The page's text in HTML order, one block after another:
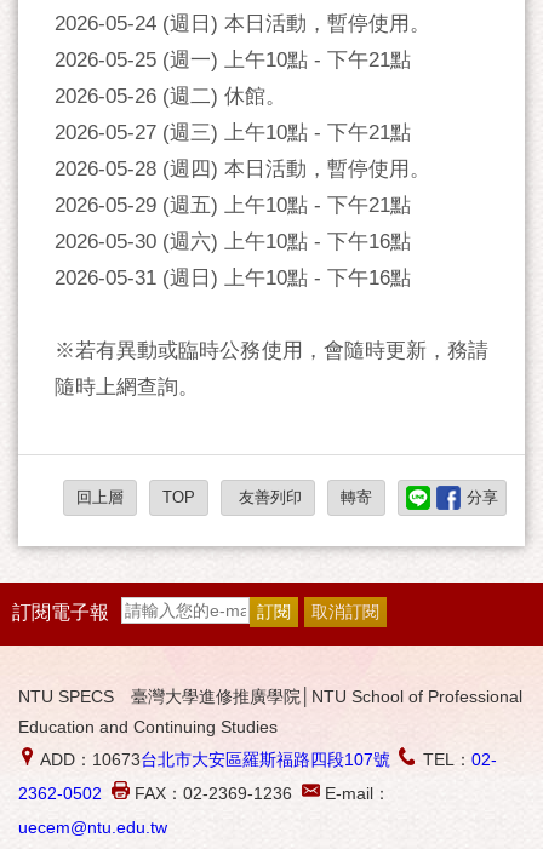
2026-05-24 (週日) 本日活動，暫停使用。
2026-05-25 (週一) 上午10點 - 下午21點
2026-05-26 (週二) 休館。
2026-05-27 (週三) 上午10點 - 下午21點
2026-05-28 (週四) 本日活動，暫停使用。
2026-05-29 (週五) 上午10點 - 下午21點
2026-05-30 (週六) 上午10點 - 下午16點
2026-05-31 (週日) 上午10點 - 下午16點
※若有異動或臨時公務使用，會隨時更新，務請
隨時上網查詢。
回上層 TOP 友善列印 轉寄 分享
訂閱電子報
NTU SPECS 臺灣大學進修推廣學院│NTU School of Professional
Education and Continuing Studies
ADD：10673台北市大安區羅斯福路四段107號 TEL： 02-
2362-0502
FAX：02-2369-1236
E-mail：
uecem@ntu.edu.tw